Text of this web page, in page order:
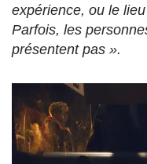
expérience, ou le
Parfois, les
présentent pas ».